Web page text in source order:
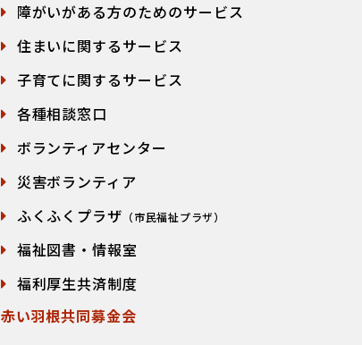
障がいがある方のためのサービス
住まいに関するサービス
子育てに関するサービス
各種相談窓口
ボランティアセンター
災害ボランティア
ふくふくプラザ （市民福祉プラザ）
福祉図書・情報室
福利厚生共済制度
赤い羽根共同募金会